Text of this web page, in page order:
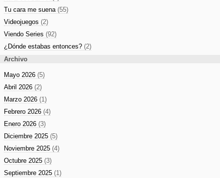
Tu cara me suena (55)
Videojuegos (2)
Viendo Series (92)
¿Dónde estabas entonces? (2)
Archivo
Mayo 2026 (5)
Abril 2026 (2)
Marzo 2026 (1)
Febrero 2026 (4)
Enero 2026 (3)
Diciembre 2025 (5)
Noviembre 2025 (4)
Octubre 2025 (3)
Septiembre 2025 (1)